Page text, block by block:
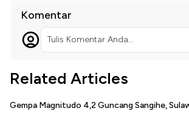
Komentar
Tulis Komentar Anda...
Related Articles
Gempa Magnitudo 4,2 Guncang Sangihe,